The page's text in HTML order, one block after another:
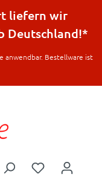
liefern wir
Deutschland!*
anwendbar. Bestellware ist